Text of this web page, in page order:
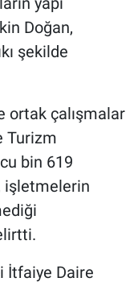
Doğan,
şekilde
ortak çalışmalar
Turizm
bin 619
işletmelerin
İtfaiye Daire